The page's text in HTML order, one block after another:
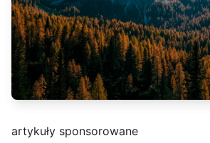
artykuły sponsorowane